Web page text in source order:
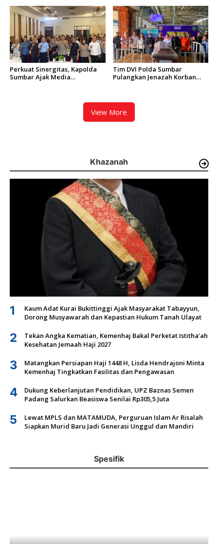
Perkuat Sinergitas, Kapolda
Sumbar Ajak Media
Tim DVI Polda Sumbar
Pulangkan Jenazah Korban
View More
Khazanah
1
Kaum Adat Kurai Bukittinggi Ajak Masyarakat Tabayyun,
Dorong Musyawarah dan Kepastian Hukum Tanah Ulayat
2
Tekan Angka Kematian, Kemenhaj Bakal Perketat Istitha’ah
Kesehatan Jemaah Haji 2027
3
Matangkan Persiapan Haji 1448 H, Lisda Hendrajoni Minta
Kemenhaj Tingkatkan Fasilitas dan Pengawasan
4
Dukung Keberlanjutan Pendidikan, UPZ Baznas Semen
Padang Salurkan Beasiswa Senilai Rp305,5 Juta
5
Lewat MPLS dan MATAMUDA, Perguruan Islam Ar Risalah
Siapkan Murid Baru Jadi Generasi Unggul dan Mandiri
Spesifik